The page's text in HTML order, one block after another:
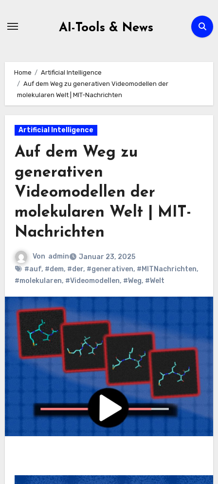
AI-Tools & News
Home
Artificial Intelligence
Auf dem Weg zu generativen Videomodellen der
molekularen Welt | MIT-Nachrichten
Artificial Intelligence
Auf dem Weg zu
generativen
Videomodellen der
molekularen Welt | MIT-
Nachrichten
Von admin
Januar 23, 2025
#auf, #dem, #der, #generativen, #MITNachrichten,
#molekularen, #Videomodellen, #Weg, #Welt